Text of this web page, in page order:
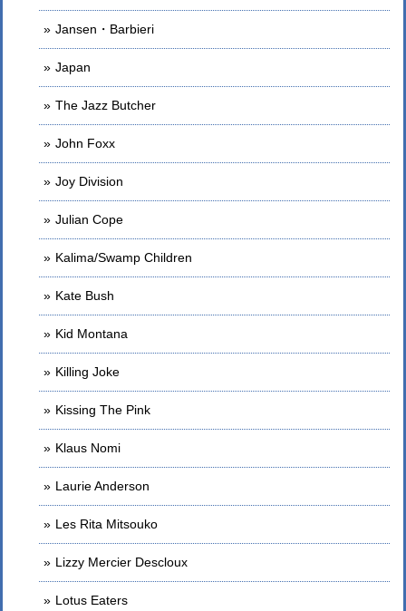
Jansen・Barbieri
Japan
The Jazz Butcher
John Foxx
Joy Division
Julian Cope
Kalima/Swamp Children
Kate Bush
Kid Montana
Killing Joke
Kissing The Pink
Klaus Nomi
Laurie Anderson
Les Rita Mitsouko
Lizzy Mercier Descloux
Lotus Eaters